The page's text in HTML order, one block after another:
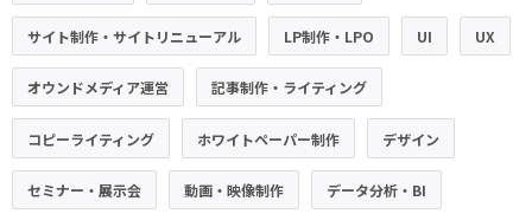
サイト制作・サイトリニューアル LP制作・LPO UI UX
オウンドメディア運営 記事制作・ライティング
コピーライティング ホワイトペーパー制作 デザイン
セミナー・展示会 動画・映像制作 データ分析・BI